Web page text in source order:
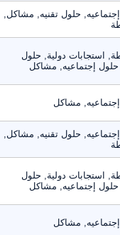
حلول تقنيه, مشاكل,
استجابات دولية, حلول
إجتماعيه, مشاكل
مشاكل
حلول تقنيه, مشاكل,
استجابات دولية, حلول
إجتماعيه, مشاكل
مشاكل